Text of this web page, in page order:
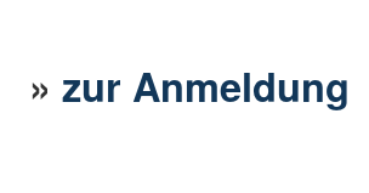
»zur Anmeldung